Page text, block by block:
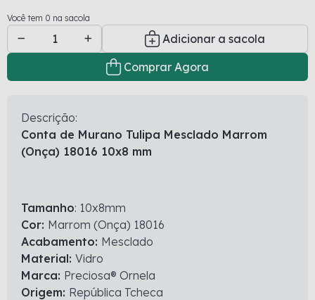
Você tem 0 na sacola
Adicionar a sacola
Comprar Agora
Descrição:
Conta de Murano Tulipa Mesclado Marrom
(Onça) 18016 10x8 mm
Tamanho: 10x8mm
Cor: Marrom (Onça) 18016
Acabamento: Mesclado
Material: Vidro
Marca: Preciosa® Ornela
Origem: República Tcheca